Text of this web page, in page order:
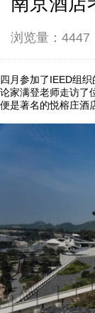
浏览量：4447
四月参加了IEED组
论家满登老师走访了
便是著名的悦榕庄酒